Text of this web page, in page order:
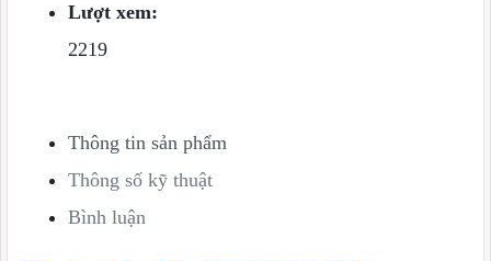
Lượt xem:
2219
Thông tin sản phẩm
Thông số kỹ thuật
Bình luận